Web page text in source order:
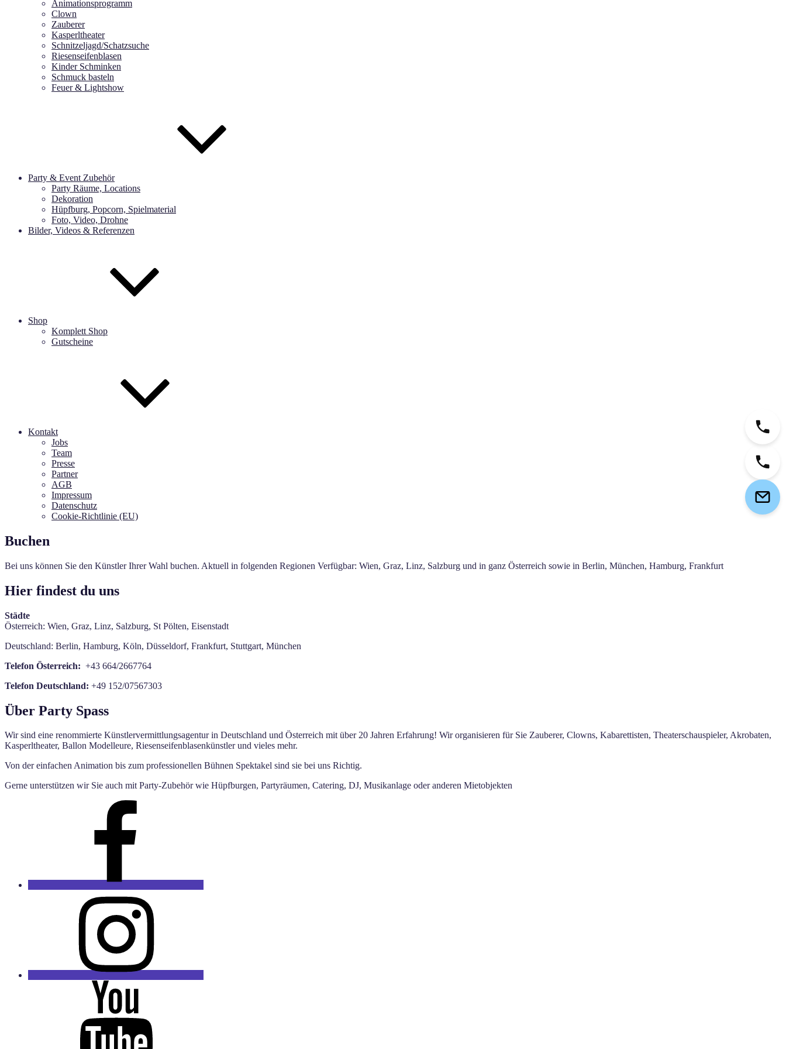
Animationsprogramm
Clown
Zauberer
Kasperltheater
Schnitzeljagd/Schatzsuche
Riesenseifenblasen
Kinder Schminken
Schmuck basteln
Feuer & Lightshow
Party & Event Zubehör
Party Räume, Locations
Dekoration
Hüpfburg, Popcorn, Spielmaterial
Foto, Video, Drohne
Bilder, Videos & Referenzen
Shop
Komplett Shop
Gutscheine
Kontakt
Jobs
Team
Presse
Partner
AGB
Impressum
Datenschutz
Cookie-Richtlinie (EU)
Buchen
Bei uns können Sie den Künstler Ihrer Wahl buchen. Aktuell in folgenden Regionen Verfügbar: Wien, Graz, Linz, Salzburg und in ganz Österreich sowie in Berlin, München, Hamburg, Frankfurt
Hier findest du uns
Städte
Österreich: Wien, Graz, Linz, Salzburg, St Pölten, Eisenstadt
Deutschland: Berlin, Hamburg, Köln, Düsseldorf, Frankfurt, Stuttgart, München
Telefon Österreich: +43 664/2667764
Telefon Deutschland: +49 152/07567303
Über Party Spass
Wir sind eine renommierte Künstlervermittlungsagentur in Deutschland und Österreich mit über 20 Jahren Erfahrung! Wir organisieren für Sie Zauberer, Clowns, Kabarettisten, Theaterschauspieler, Akrobaten,
Kasperltheater, Ballon Modelleure, Riesenseifenblasenkünstler und vieles mehr.
Von der einfachen Animation bis zum professionellen Bühnen Spektakel sind sie bei uns Richtig.
Gerne unterstützen wir Sie auch mit Party-Zubehör wie Hüpfburgen, Partyräumen, Catering, DJ, Musikanlage oder anderen Mietobjekten